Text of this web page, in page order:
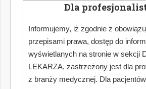
Dla
Informujemy, iż zgodnie z
przepisami prawa, dostęp do
wyświetlanych na stronie w sekcji
LEKARZA, zastrzeżony jest dla
z branży medycznej. Dla pacjentów